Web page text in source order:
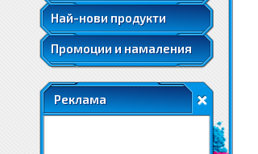
Най-нови продукти
Промоции и намаления
Реклама